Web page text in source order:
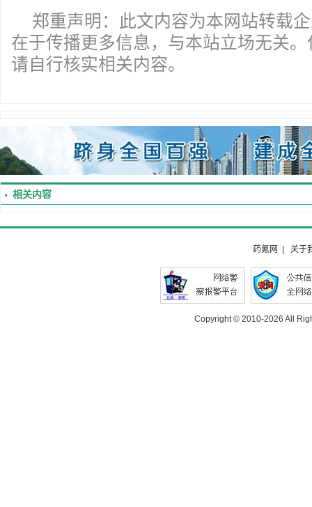
郑重声明：此文内容为本网站转载
在于传播更多信息，与本站立场无关
请自行核实相关内容。
相关内容
药氪网 | 关于
Copyright © 2010-2026 All